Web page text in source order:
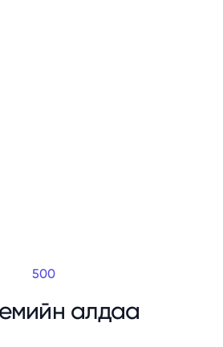
500
алдаа